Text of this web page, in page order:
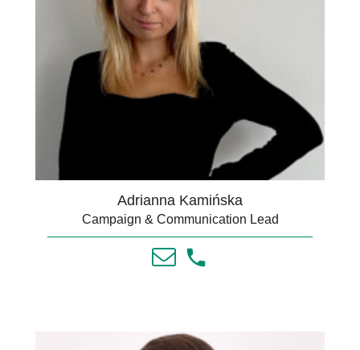
Adrianna Kamińska
Campaign & Communication Lead